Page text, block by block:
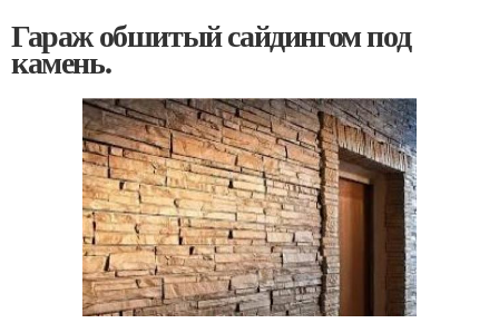
Гараж обшитый сайдингом под
камень.